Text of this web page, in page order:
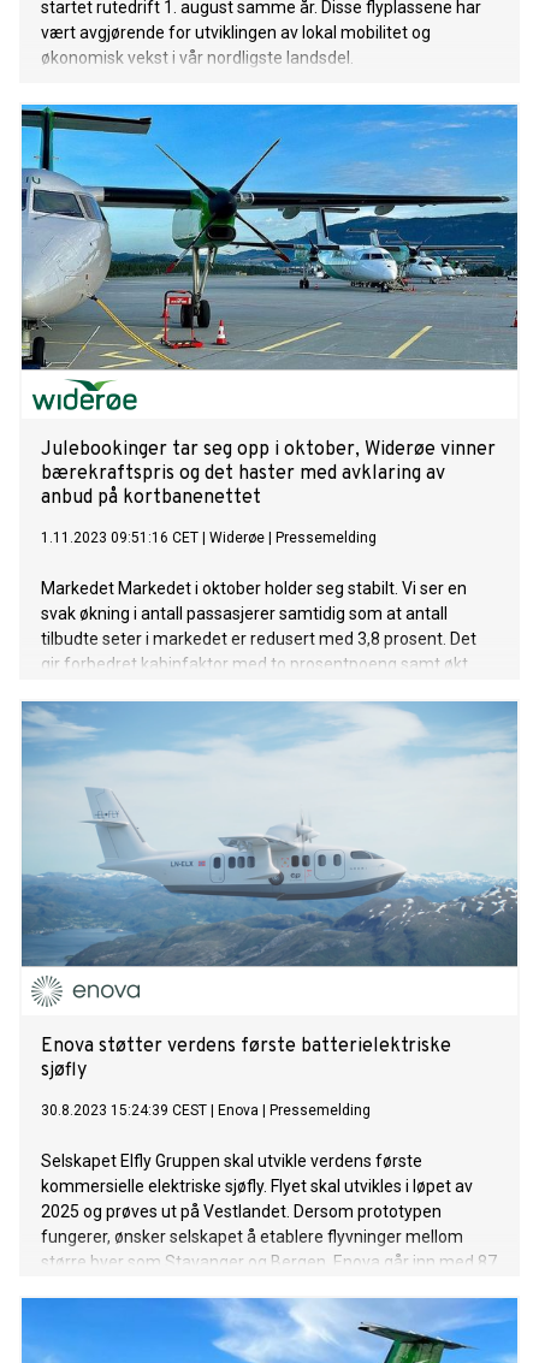
startet rutedrift 1. august samme år. Disse flyplassene har
vært avgjørende for utviklingen av lokal mobilitet og
økonomisk vekst i vår nordligste landsdel.
Julebookinger tar seg opp i oktober, Widerøe vinner
bærekraftspris og det haster med avklaring av
anbud på kortbanenettet
1.11.2023 09:51:16 CET Widerøe Pressemelding
Markedet Markedet i oktober holder seg stabilt. Vi ser en
svak økning i antall passasjerer samtidig som at antall
tilbudte seter i markedet er redusert med 3,8 prosent. Det
gir forbedret kabinfaktor med to prosentpoeng samt økt
våre passasjerer bestiller julereisene tidligere i år enn i fjor,
og de mest populære avgangene begynner allerede å fylles
opp. Det betyr samtidig at det begynner å haste dersom du
planlegger å fly hjem til jul. - Årets store utfartsdag er
torsdag 21. desember med forventet mye trafikk også på
fredag 22. desember. Juleflyene er fullere nå enn de var på
samme tidspunkt i fjor og det er åpenbart at nordmenn
planlegger julereisen tidligere enn foregående år, sier
kommersiell direktør i Widerøe AS Christian Skaug. – Vi har
fremdeles ledige seter, men jeg vil oppfordre de som
allerede har bestemt seg for å reise i julen, om å bestille så
raskt som mulig. De billigste billettene går først og de mest
Enova støtter verdens første batterielektriske
sjøfly
30.8.2023 15:24:39 CEST Enova Pressemelding
Selskapet Elfly Gruppen skal utvikle verdens første
kommersielle elektriske sjøfly. Flyet skal utvikles i løpet av
2025 og prøves ut på Vestlandet. Dersom prototypen
fungerer, ønsker selskapet å etablere flyvninger mellom
større byer som Stavanger og Bergen. Enova går inn med 87